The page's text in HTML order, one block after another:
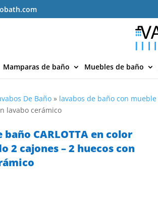
Mamparas de baño Muebles de baño
De Baño » lavabos de baño con mueble
lavabo cerámico
baño CARLOTTA en color
2 cajones – 2 huecos con